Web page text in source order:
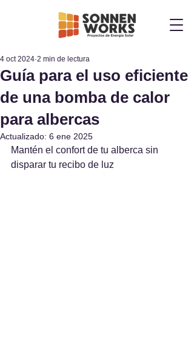
Guía para el uso eficiente
de una bomba de calor
para albercas
4 oct 2024 2 min de lectura
Actualizado: 6 ene 2025
Mantén el confort de tu alberca sin
disparar tu recibo de luz